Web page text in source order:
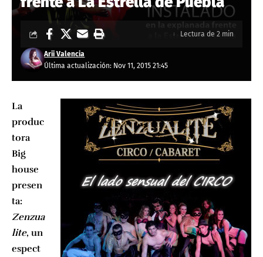
Última actualización: Nov 11, 2015 21:45
Arii Valencia
Lectura de 2 min
La
produc
tora
Big
house
presen
ta:
Zenzua
lite, un
espect